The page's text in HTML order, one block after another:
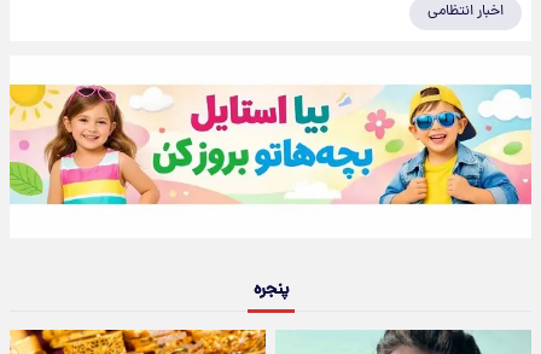
اخبار انتظامی
پنجره